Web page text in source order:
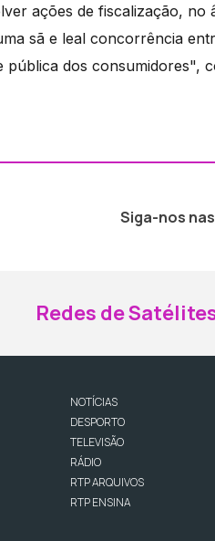
ações de fiscalização, no
sã e leal concorrência
pública dos consumidores",
Siga-nos
Redes de
NOTÍCIAS
DESPORTO
TELEVISÃO
RÁDIO
RTP ARQUIVOS
RTP ENSINA